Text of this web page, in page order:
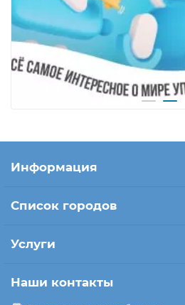
Информация
Список городов
Услуги
Наши контакты